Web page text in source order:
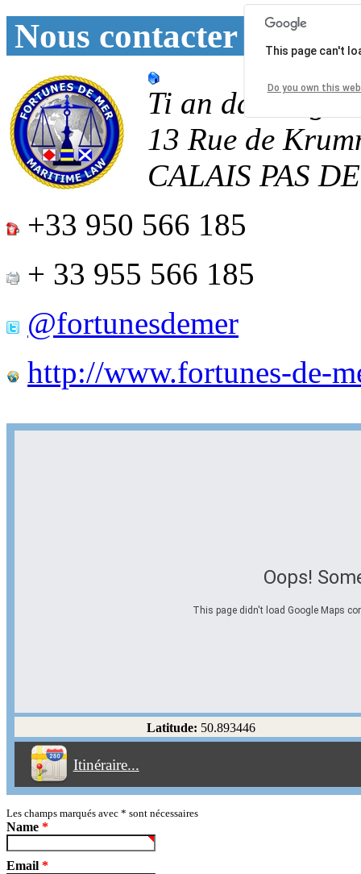
Nous contacter
Ti an
13 Rue de
CALAIS PAS
+33 950 566 185
+ 33 955 566 185
@fortunesdemer
http://www.fortunes-de-
Oops!
This page didn't load Google Maps
This page can't
Do you own this
Latitude: 50.893446
Itinéraire...
Éviter les autoroutes
Éviter les péages
Partir! Reset
Les champs marqués avec * sont nécessaires
Name *
Email *